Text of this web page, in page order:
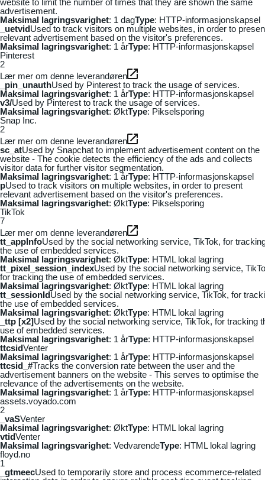
advertisement.
Maksimal lagringsvarighet: 1 dagType: HTTP-informasjonskapsel
_uetvidUsed to track visitors on multiple websites, in order to
relevant advertisement based on the visitor's preferences.
Maksimal lagringsvarighet: 1 årType: HTTP-informasjonskapsel
Pinterest
2
Lær mer om denne leverandøren
_pin_unauthUsed by Pinterest to track the usage of services.
Maksimal lagringsvarighet: 1 årType: HTTP-informasjonskapsel
v3/Used by Pinterest to track the usage of services.
Maksimal lagringsvarighet: ØktType: Pikselsporing
Snap Inc.
2
Lær mer om denne leverandøren
sc_atUsed by Snapchat to implement advertisement content on the
website - The cookie detects the efficiency of the ads and collects
visitor data for further visitor segmentation.
Maksimal lagringsvarighet: 1 årType: HTTP-informasjonskapsel
pUsed to track visitors on multiple websites, in order to present
relevant advertisement based on the visitor's preferences.
Maksimal lagringsvarighet: ØktType: Pikselsporing
TikTok
7
Lær mer om denne leverandøren
tt_appInfoUsed by the social networking service, TikTok, for
the use of embedded services.
Maksimal lagringsvarighet: ØktType: HTML lokal lagring
tt_pixel_session_indexUsed by the social networking service,
for tracking the use of embedded services.
Maksimal lagringsvarighet: ØktType: HTML lokal lagring
tt_sessionIdUsed by the social networking service, TikTok, for
the use of embedded services.
Maksimal lagringsvarighet: ØktType: HTML lokal lagring
_ttp [x2]Used by the social networking service, TikTok, for tracking
use of embedded services.
Maksimal lagringsvarighet: 1 årType: HTTP-informasjonskapsel
ttcsidVenter
Maksimal lagringsvarighet: 1 årType: HTTP-informasjonskapsel
ttcsid_#Tracks the conversion rate between the user and the
advertisement banners on the website - This serves to optimise the
relevance of the advertisements on the website.
Maksimal lagringsvarighet: 1 årType: HTTP-informasjonskapsel
assets.voyado.com
2
_vaSVenter
Maksimal lagringsvarighet: ØktType: HTML lokal lagring
vtidVenter
Maksimal lagringsvarighet: VedvarendeType: HTML lokal lagring
floyd.no
1
_gtmeecUsed to temporarily store and process ecommerce-related